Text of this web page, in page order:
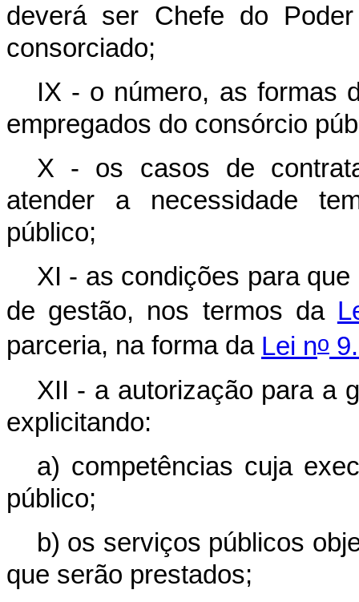
deverá ser Chefe do
consorciado;
IX - o número, as formas
empregados do consórcio
X - os casos de
atender a necessidade
público;
XI - as condições para
de gestão, nos termos da
parceria, na forma da Lei no
XII - a autorização para a
explicitando:
a) competências cuja
público;
b) os serviços públicos
que serão prestados;